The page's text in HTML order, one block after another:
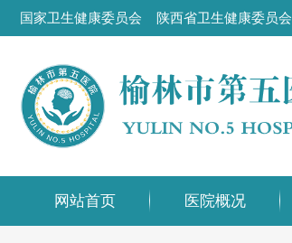
国家卫生健康委员会 陕西省卫生健康委员会
网站首页 医院概况